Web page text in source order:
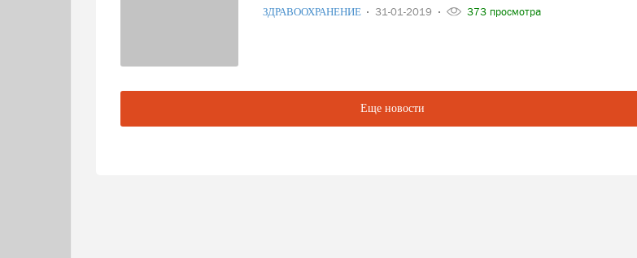
ЗДРАВООХРАНЕНИЕ 31-01-2019 373 просмотра
Еще новости